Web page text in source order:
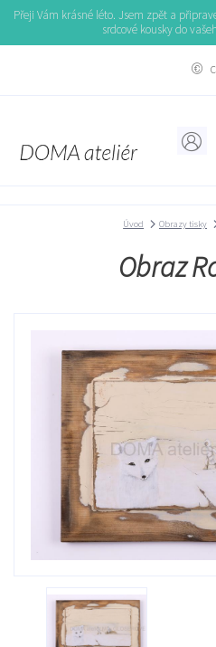
Přeji Vám krásné léto. Jsem zpět a
srdcové kousky do
Úvod Obrazy tisky
Obraz